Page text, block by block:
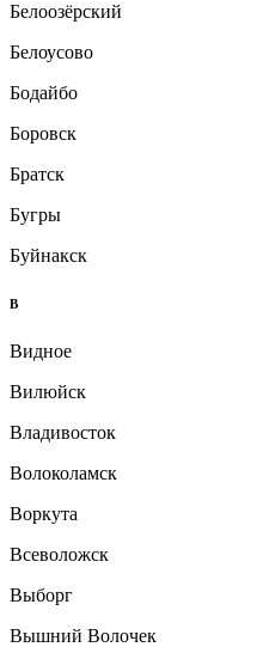
Белоозёрский
Белоусово
Бодайбо
Боровск
Братск
Бугры
Буйнакск
В
Видное
Вилюйск
Владивосток
Волоколамск
Воркута
Всеволожск
Выборг
Вышний Волочек